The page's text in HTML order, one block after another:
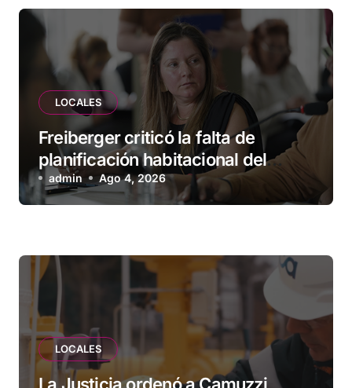
LOCALES
Freiberger criticó la falta de
planificación habitacional del
Municipio: “Vuoto deja afuera a
vecinos que llevan más de 20 años
admin Ago 4, 2026
LOCALES